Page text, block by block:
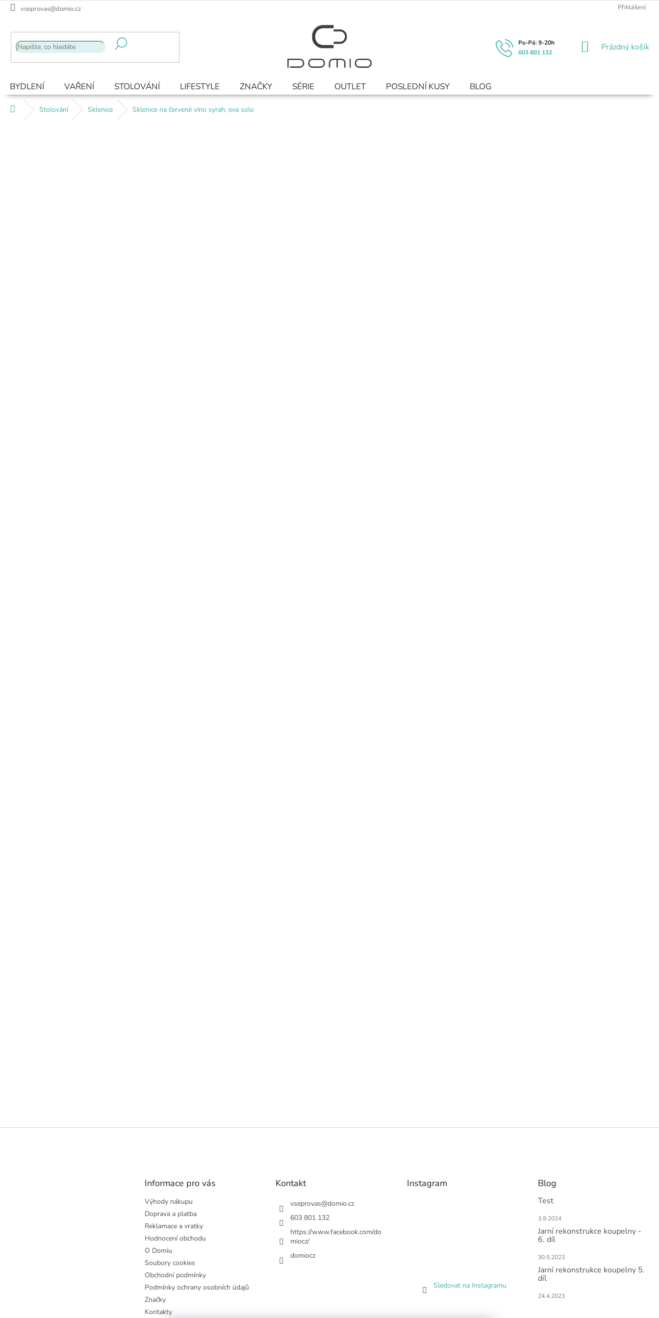
Přejít
vseprovas@domio.cz Přihlášení
603 801 132
NÁKUPNÍ
Prázdný košík
BYDLENÍ VAŘENÍ STOLOVÁNÍ LIFESTYLE ZNAČKY SÉRIE OUTLET POSLEDNÍ KUSY BLOG
Domů Stolování Sklenice Sklenice na červené víno syrah, eva solo
Z
Informace pro vás
Výhody nákupu
Doprava a platba
Reklamace a vratky
Hodnocení obchodu
O Domiu
Soubory cookies
Obchodní podmínky
Podmínky ochrany osobních údajů
Značky
Kontakty
Kontakt
vseprovas@domio.cz
603 801 132
https://www.facebook.com/do
miocz/
domiocz
Instagram
Sledovat na Instagramu
Blog
Test
3.9.2024
Jarní rekonstrukce koupelny -
6. díl
30.5.2023
Jarní rekonstrukce koupelny 5.
díl
24.4.2023